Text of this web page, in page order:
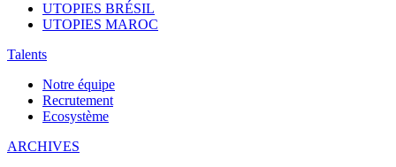
UTOPIES BRÉSIL
UTOPIES MAROC
Talents
Notre équipe
Recrutement
Ecosystème
ARCHIVES